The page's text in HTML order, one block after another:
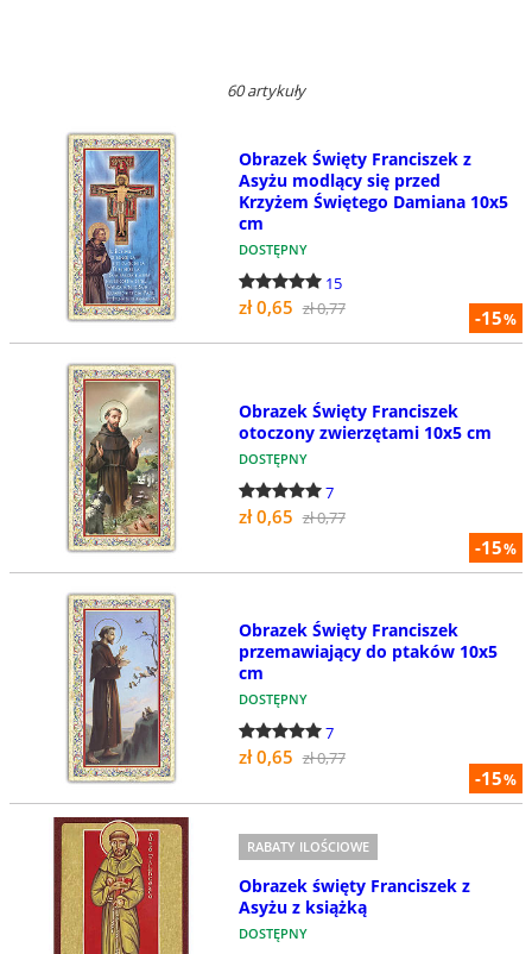
60 artykuły
-15%
Obrazek Święty Franciszek z
Asyżu modlący się przed
Krzyżem Świętego Damiana 10x5
cm
DOSTĘPNY
15
zł 0,65 zł 0,77
-15%
Obrazek Święty Franciszek
otoczony zwierzętami 10x5 cm
DOSTĘPNY
7
zł 0,65 zł 0,77
-15%
Obrazek Święty Franciszek
przemawiający do ptaków 10x5
cm
DOSTĘPNY
7
zł 0,65 zł 0,77
RABATY ILOŚCIOWE
Obrazek święty Franciszek z
Asyżu z książką
DOSTĘPNY